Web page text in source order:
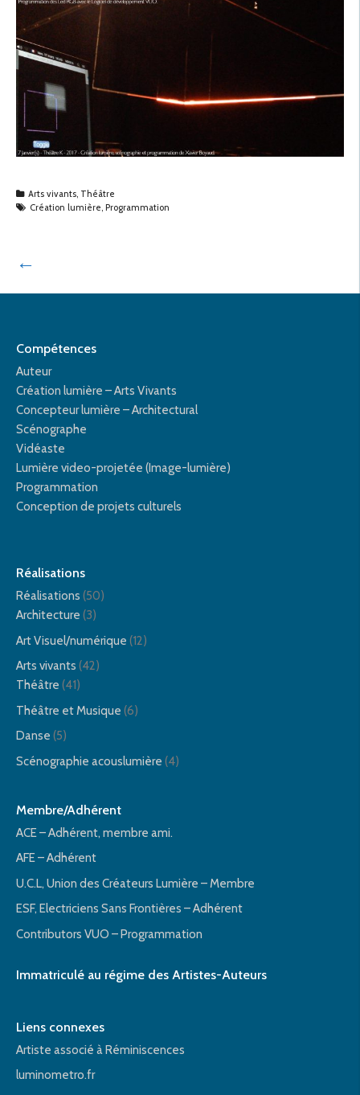
Arts vivants Théâtre
Création lumière Programmation
←
Compétences
Auteur
Création lumière – Arts Vivants
Concepteur lumière – Architectural
Scénographe
Vidéaste
Lumière video-projetée (Image-lumière)
Programmation
Conception de projets culturels
Réalisations
Réalisations (50)
Architecture (3)
Art Visuel/numérique (12)
Arts vivants (42)
Théâtre (41)
Théâtre et Musique (6)
Danse (5)
Scénographie acouslumière (4)
Membre/Adhérent
ACE – Adhérent, membre ami.
AFE – Adhérent
U.C.L, Union des Créateurs Lumière – Membre
ESF, Electriciens Sans Frontières – Adhérent
Contributors VUO – Programmation
Immatriculé au régime des Artistes-Auteurs
Liens connexes
Artiste associé à Réminiscences
luminometro.fr